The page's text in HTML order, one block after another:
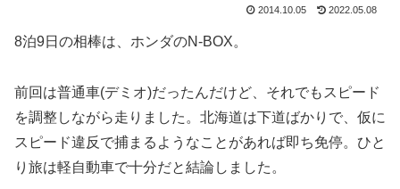
2014.10.05 2022.05.08
8泊9日の相棒は、ホンダのN-BOX。
前回は普通車(デミオ)だったんだけど、それでもスピード
を調整しながら走りました。北海道は下道ばかりで、仮に
スピード違反で捕まるようなことがあれば即ち免停。ひと
り旅は軽自動車で十分だと結論しました。